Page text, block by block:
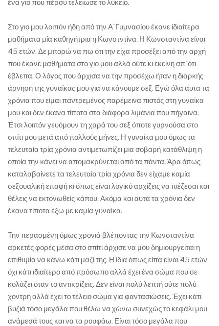
ένα γιο που πέρσυ τέλειωσε το λύκειο.
Στο γιο μου λοιπόν ήδη από την Α΄Γυμνασίου έκανε ίδιαίτερα
μαθήματα μία καθηγήτρια η Κωνστντίνα. Η Κωνσταντίνα είναι
45 ετών. Δε μπορώ να πω ότι την είχα προσέξει από την αρχή
που έκανε μαθήματα στο γιο μου αλλά ούτε κι εκείνη απ΄ότι
έβλεπα. Ο λόγος που άρχισα να την προσέχω ήταν η διαρκής
άρνηση της γυναίκας μου για να κάνουμε σεξ. Εγώ όλα αυτα τα
χρόνια που είμαι παντρεμένος παρέμεινα πιστός στη γυναίκα
μου και δεν έκανα τίποτα στα διάφορα λιμάνια που πήγαινα.
Έτσι λοιπόν γευόμουν τη χαρά του σεξ όποτε γυρνούσα στο
σπίτι μου μετά από πολλούς μήνες. Η γυναίκα μου όμως τα
τελευταία τρία χρόνια αντιμετωπίζει μια σοβαρή κατάθλιψη η
οποία την κάνει να απομακρύνεται από τα πάντα. Άρα όπως
καταλαβαίνετε τα τελευταία τρία χρόνια δεν είχαμε καμία
σεξουαλική επαφή κι όπως είναι λογικό αρχίζεις να πιέζεσαι και
θέλεις να εκτονωθείς κάπου. Ακόμα και αυτά τα χρόνια δεν
έκανα τίποτα έξω με καμία γυναίκα.
Την περασμένη όμως χρονιά βλέποντας την Κωνσταντίνα
αρκετές φορές μέσα στο σπίτι άρχισε να μου δημιουργείται η
επιθυμία να κάνω κάτι μαζί της. Η ίδια όπως είπα είναι 45 ετών
όχι κάτι ιδιαίτερο από πρόσωπο αλλά έχει ένα σώμα που σε
κολάζει όταν το αντικρίζεις. Δεν είναι πολύ λεπτή ούτε πολύ
χοντρή αλλά έχει το τέλειο σώμα για φαντασιώσεις. Έχει κάτι
βυζιά τόσο μεγάλα που θέλω να χώνω συνεχώς το κεφάλι μου
ανάμεσά τους και να τα ρουφάω. Είναι τόσο μεγάλα που